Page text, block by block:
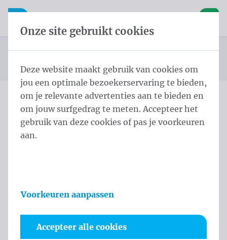
Inhoud overslaan
Taalkeuze overslaan
Open mobiele navigatie
U bevindt zich hier:
Cilindrische masten
Kop Koord Kikker 8,0 m - ⌀ 70/4 White
Kop Koord Kikker 8,0 m - ⌀
70/4 White
Onze site gebruikt cookies
Deze website maakt gebruik van cookies om
jou een optimale bezoekerservaring te bieden,
om je relevante advertenties aan te bieden en
om jouw surfgedrag te meten. Accepteer het
gebruik van deze cookies of pas je voorkeuren
aan.
Voorkeuren aanpassen
Accepteer alle cookies